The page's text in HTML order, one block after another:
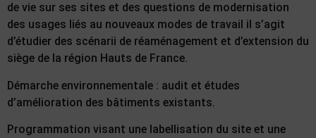
de vie sur ses sites et des questions de modernisation
des usages liés au nouveaux modes de travail il s’agit
d’étudier des scénarii de réaménagement et d’extension du
siège de la région Hauts de France.
Démarche environnementale : audit et études
d’amélioration des bâtiments existants.
Programmation visant une labellisation du site et une